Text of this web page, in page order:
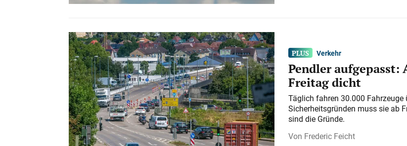
Verkehr
Pendler aufgepasst:
Freitag dicht
Täglich fahren 30.000 Fahrzeuge
Sicherheitsgründen muss sie ab
sind die Gründe.
Frederic Feicht